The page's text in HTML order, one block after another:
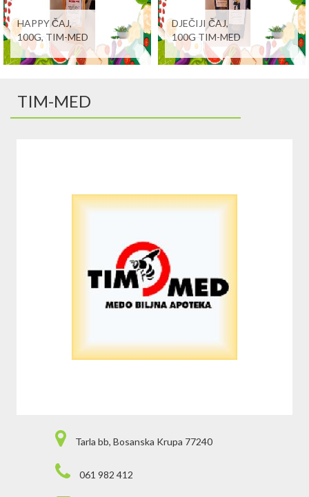
HAPPY ČAJ,
100G, TIM-MED
DJEČIJI ČAJ,
100G TIM-MED
TIM-MED
Tarla bb, Bosanska Krupa 77240
061 982 412